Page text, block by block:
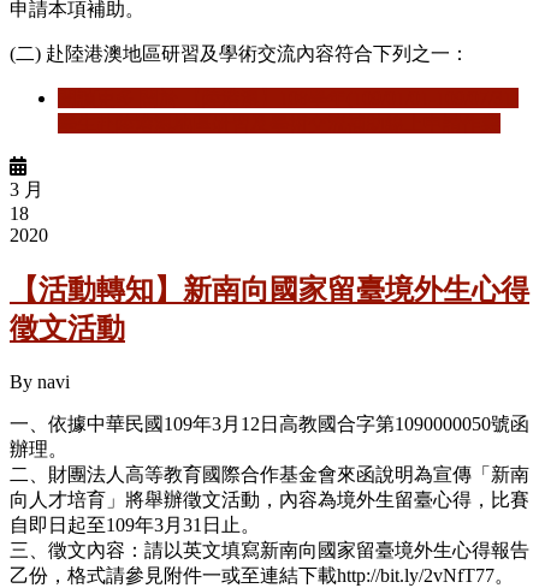
申請本項補助。
(二) 赴陸港澳地區研習及學術交流內容符合下列之一：
3 月
18
2020
【活動轉知】新南向國家留臺境外生心得
徵文活動
By navi
一、依據中華民國109年3月12日高教國合字第1090000050號函
辦理。
二、財團法人高等教育國際合作基金會來函說明為宣傳「新南
向人才培育」將舉辦徵文活動，內容為境外生留臺心得，比賽
自即日起至109年3月31日止。
三、徵文內容：請以英文填寫新南向國家留臺境外生心得報告
乙份，格式請參見附件一或至連結下載http://bit.ly/2vNfT77。